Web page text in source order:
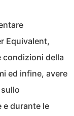
Equivalent,
condizioni della
ed infine, avere
e durante le